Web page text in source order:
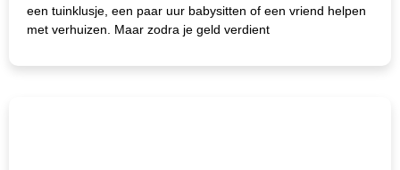
een tuinklusje, een paar uur babysitten of een vriend helpen
met verhuizen. Maar zodra je geld verdient